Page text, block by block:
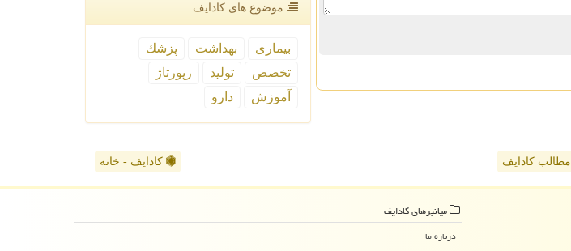
موضوع های كادایف
بیماری بهداشت
پزشك
تخصص
تولید
رپورتاژ
آموزش
دارو
مطالب کادایف کادایف - خانه
میانبرهای كادایف
درباره ما